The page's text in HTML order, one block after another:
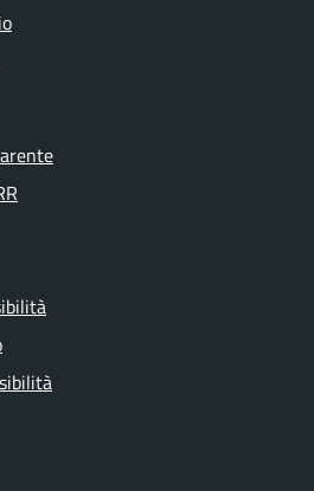
Comune-di-
channel/